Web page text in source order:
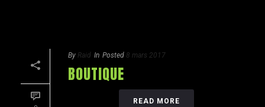
By Raid In Posted 8 mars 2017
BOUTIQUE
READ MORE